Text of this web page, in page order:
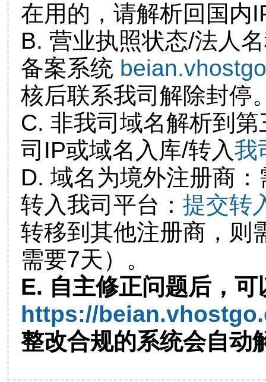
在用的，请解析回国内
B. 营业执照状态/法人
备案系统
核后联系我司解除封停
C. 非我司域名解析到
司IP或域名入库/转入我
D. 域名为境外注册商
转入我司平台： 提交转
转移到其他注册商，则
需要7天）。
E. 自主修正问题后，可
https://
整改合规的系统会自动